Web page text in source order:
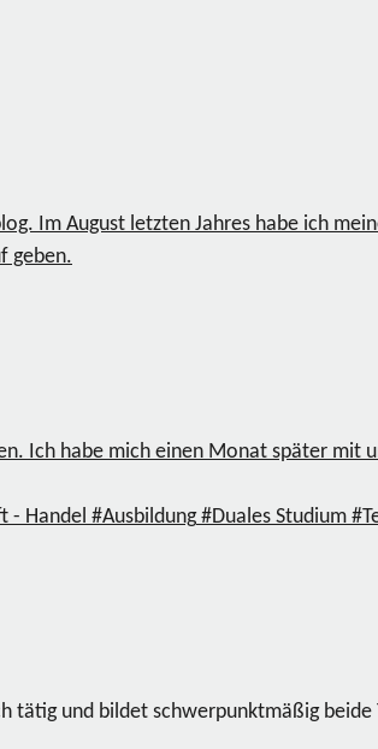
Im August letzten Jahres habe ich
geben.
Ich habe mich einen Monat später mit
- Handel #Ausbildung #Duales Studium
tätig und bildet schwerpunktmäßig